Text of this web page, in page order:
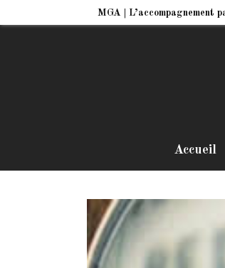
MGA | L’accompagnement
Accueil